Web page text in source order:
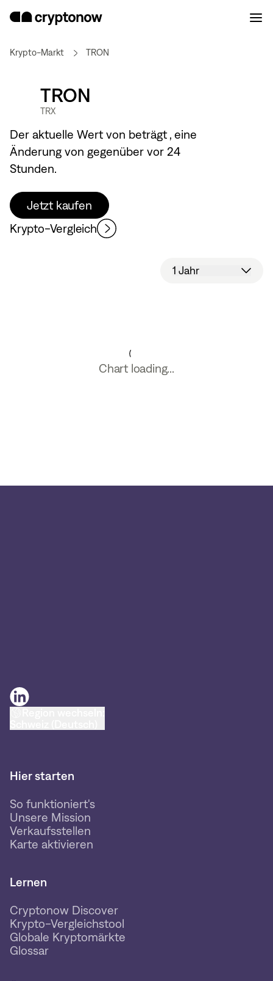
Krypto-Markt TRON
TRON
TRX
Der aktuelle Wert von beträgt, eine
Änderung von gegenüber vor 24
Stunden.
Jetzt kaufen
Krypto-Vergleich
1 Jahr
Chart loading...
Hier starten
So funktioniert's
Unsere Mission
Verkaufsstellen
Karte aktivieren
Lernen
Cryptonow Discover
Krypto-Vergleichstool
Globale Kryptomärkte
Glossar